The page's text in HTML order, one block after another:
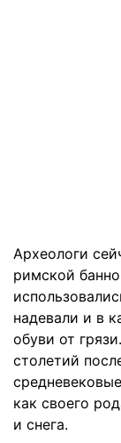
Археологи
римской
надевали и в
обуви от
столетий
как своего
и снега.